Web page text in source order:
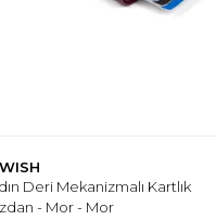
Deri Mekanizmalı Kartlık
- Mor - Mor